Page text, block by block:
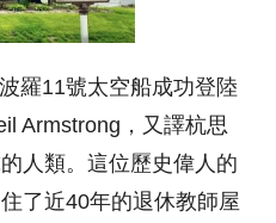
羅11號太空船成功登陸
Armstrong，又譯杭思
人類。這位歷史偉人的
了近40年的退休教師屋